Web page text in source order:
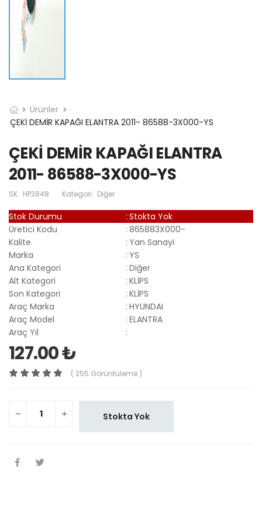
Ürünler
ÇEKİ DEMİR KAPAĞI ELANTRA 2011- 86588-3X000-YS
ÇEKİ DEMİR KAPAĞI ELANTRA
2011- 86588-3X000-YS
SK: HP3848 Kategori: Diğer
Stok Durumu : Stokta Yok
Üretici Kodu
: 865883X000-
Kalite
: Yan Sanayi
Marka
: YS
Ana Kategori
: Diğer
Alt Kategori
: KLİPS
Son Kategori
: KLİPS
Araç Marka
: HYUNDAI
Araç Model
: ELANTRA
Araç Yıl
:
127.00 ₺
( 255 Görüntüleme )
Stokta Yok